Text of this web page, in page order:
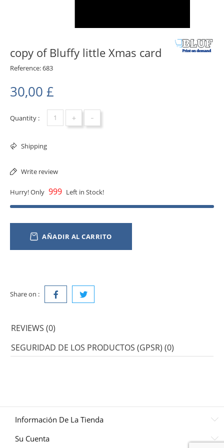
copy of Bluffy little Xmas card
Reference:683
30,00 £
Quantity : + -
Shipping
Write review
Hurry! Only 999 Left in Stock!
AÑADIR AL CARRITO
Share on :
REVIEWS (0)
SEGURIDAD DE LOS PRODUCTOS (GPSR) (0)
Información De La Tienda
Su Cuenta